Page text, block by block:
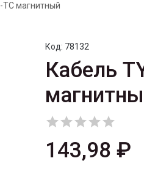
TC магнитный
Код: 78132
Кабель

143,98 ₽